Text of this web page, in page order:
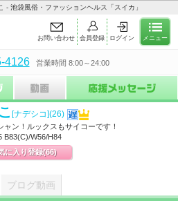
- 池袋風俗・ファッションヘルス「スイカ」
お問い合わせ 会員登録 ログイン メニュー
4126 営業時間 8:00～24:00
[ナデシコ](26)
ン！ルックスもサイコーです！
B83(C)/W56/H84
に入り登録(66)
ブログ動画